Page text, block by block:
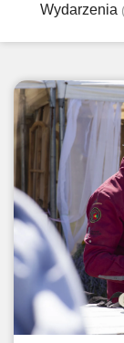
Wydarzenia